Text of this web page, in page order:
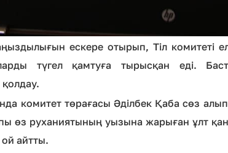
ескере отырып, Тіл комитеті
түгел қамтуға тырысқан еді.
қолдау.
комитет төрағасы Әділбек Қаба сөз
өз руханиятының уызына жарыған ұлт
айтты.